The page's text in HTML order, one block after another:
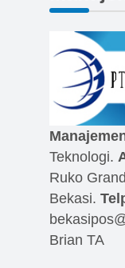
Teknologi.
Ruko
Bekasi.
Brian TA